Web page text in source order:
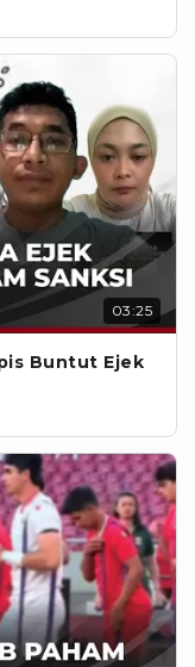
03:25
Buntut Ejek